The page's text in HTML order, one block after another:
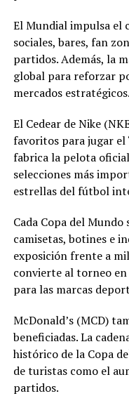
El Mundial impulsa el
sociales, bares, fan
partidos. Además, la
global para reforzar
mercados estratégicos.
El Cedear de Nike
favoritos para jugar el
fabrica la pelota
selecciones más
estrellas del fútbol
Cada Copa del
camisetas, botines e
exposición frente a
convierte al torneo
para las marcas
McDonald’s (MCD)
beneficiadas. La
histórico de la Copa
de turistas como el
partidos.